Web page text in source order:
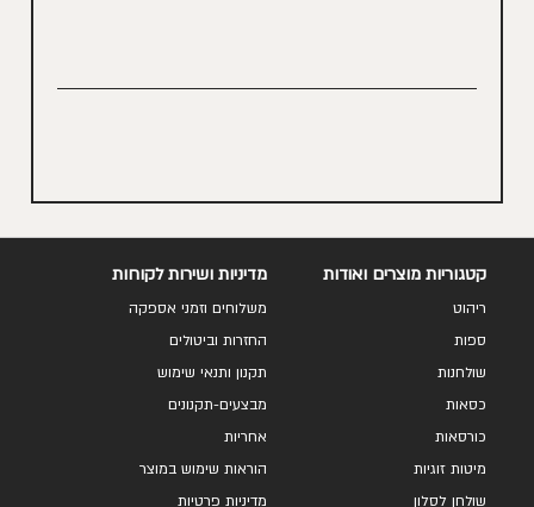
קטגוריות מוצרים ואודות
ריהוט
ספות
שולחנות
כסאות
כורסאות
מיטות זוגיות
שולחן לסלון
מדיניות ושירות לקוחות
משלוחים וזמני אספקה
החזרות וביטולים
תקנון ותנאי שימוש
מבצעים-תקנונים
אחריות
הוראות שימוש במוצר
מדיניות פרטיות